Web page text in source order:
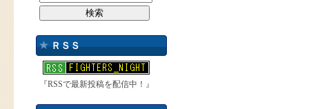
ＲＳＳ
『RSSで最新投稿を配信中！』